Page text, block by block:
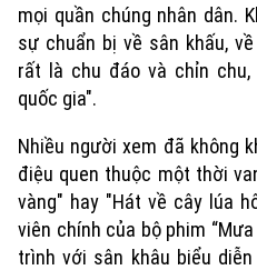
mọi quần chúng nhân dân.
sự chuẩn bị về sân khấu,
rất là chu đáo và chỉn
quốc gia".
Nhiều người xem đã không
điệu quen thuộc một thời
vàng" hay "Hát về cây lúa
viên chính của bộ phim
trình với sân khâu biểu